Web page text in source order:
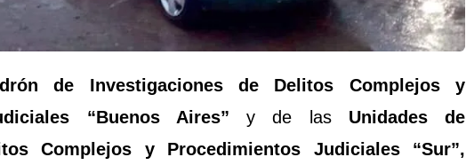
de Investigaciones de Delitos Complejos y
“Buenos Aires” y de las Unidades de
Complejos y Procedimientos Judiciales “Sur”,